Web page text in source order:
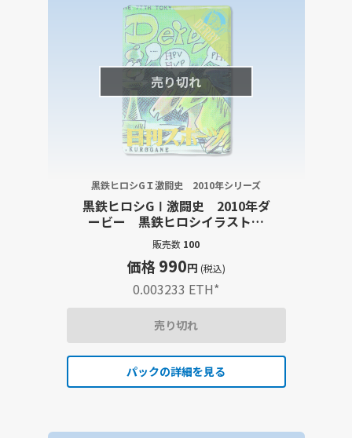
売り切れ
黒鉄ヒロシGＩ激闘史 2010年シリーズ
黒鉄ヒロシGⅠ激闘史 2010年ダ
ービー 黒鉄ヒロシイラスト・
大型出走表・レース結果詳報記
事セット
販売数 100
価格990円 (税込)
0.003233 ETH*
売り切れ
パックの詳細を見る